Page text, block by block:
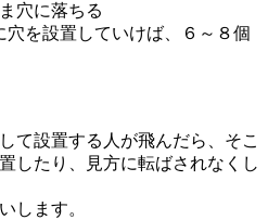
穴に落ちる
穴を設置していけば、６～８個
て設置する人が飛んだら、そこ
したり、見方に転ばされなくし
します。